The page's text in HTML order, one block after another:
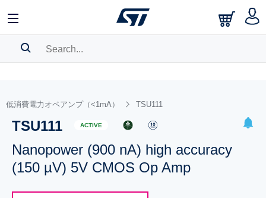
BOOKMARK
Pleaselog in to show your saved searches.
低消費電力オペアンプ（<1mA） TSU111
TSU111 ACTIVE
Nanopower (900 nA) high accuracy
(150 µV) 5V CMOS Op Amp